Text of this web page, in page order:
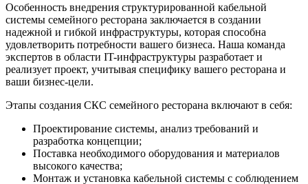
Особенность внедрения структурированной кабельной
системы семейного ресторана заключается в создании
надежной и гибкой инфраструктуры, которая способна
удовлетворить потребности вашего бизнеса. Наша команда
экспертов в области IT-инфраструктуры разработает и
реализует проект, учитывая специфику вашего ресторана и
ваши бизнес-цели.
Этапы создания СКС семейного ресторана включают в себя:
Проектирование системы, анализ требований и
разработка концепции;
Поставка необходимого оборудования и материалов
высокого качества;
Монтаж и установка кабельной системы с соблюдением